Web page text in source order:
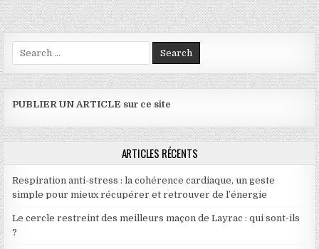
Search for:
PUBLIER UN ARTICLE sur ce site
ARTICLES RÉCENTS
Respiration anti-stress : la cohérence cardiaque, un geste
simple pour mieux récupérer et retrouver de l’énergie
Le cercle restreint des meilleurs maçon de Layrac : qui sont-ils
?